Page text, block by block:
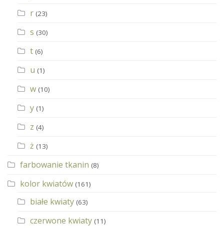
r (23)
s (30)
t (6)
u (1)
w (10)
y (1)
z (4)
ż (13)
farbowanie tkanin (8)
kolor kwiatów (161)
białe kwiaty (63)
czerwone kwiaty (11)